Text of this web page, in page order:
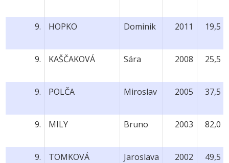
9.
HOPKO Dominik 2011 19,5
9.
KAŠČAKOVÁ Sára 2008 25,5
9.
POLČA Miroslav 2005 37,5
9.
MILY Bruno 2003 82,0
9.
TOMKOVÁ Jaroslava 2002 49,5